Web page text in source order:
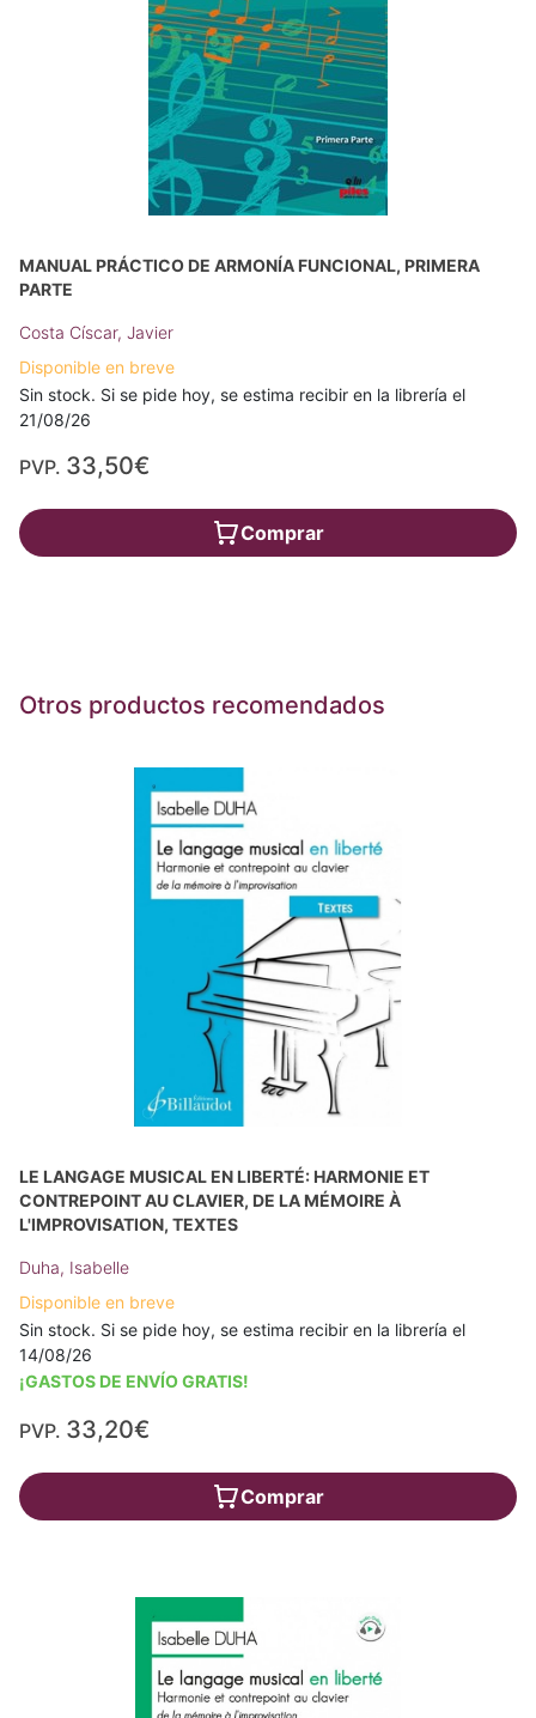
MANUAL PRÁCTICO DE ARMONÍA FUNCIONAL, PRIMERA
PARTE
Costa Císcar, Javier
Disponible en breve
Sin stock. Si se pide hoy, se estima recibir en la librería el
21/08/26
PVP. 33,50€
Comprar
Otros productos recomendados
LE LANGAGE MUSICAL EN LIBERTÉ: HARMONIE ET
CONTREPOINT AU CLAVIER, DE LA MÉMOIRE À
L'IMPROVISATION, TEXTES
Duha, Isabelle
Disponible en breve
Sin stock. Si se pide hoy, se estima recibir en la librería el
14/08/26
¡GASTOS DE ENVÍO GRATIS!
PVP. 33,20€
Comprar